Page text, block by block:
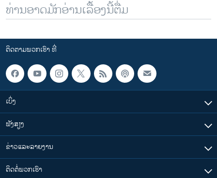
ທ່ານອາດມັກອ່ານເລື້ອງນີ້ຕື່ມ
ຕິດຕາມພວກເຮົາ ທີ່
ເບິ່ງ
ຟັງສຽງ
ຂ່າວແລະລາຍງານ
ຕິດຕໍ່ພວກເຮົາ